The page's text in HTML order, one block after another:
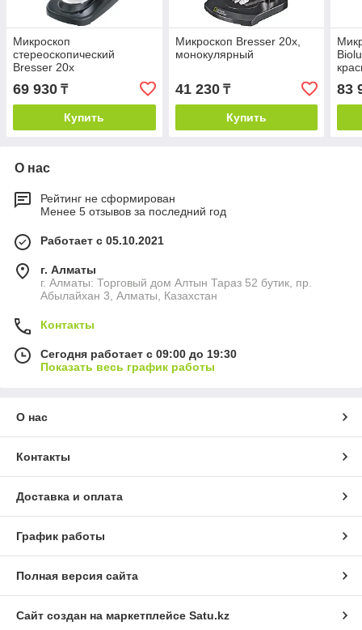
Микроскоп
стереоскопический
Bresser 20x
69 930 ₸
Купить
Микроскоп Bresser 20x,
монокулярный
41 230₸
Купить
83
О нас
Рейтинг не сформирован
Менее 5 отзывов за последний год
Работает с 05.10.2021
г. Алматы
г. Алматы: Торговый дом Алтын Тараз 52 бутик, пр.
Абылайхан 3, Алматы, Казахстан
Контакты
Сегодня работает с 09:00 до 19:30
Показать весь график работы
О нас
Контакты
Доставка и оплата
График работы
Полная версия сайта
Сайт создан на маркетплейсе Satu.kz